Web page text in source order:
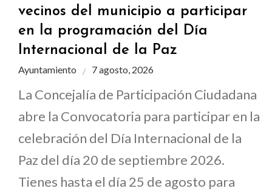
vecinos del municipio a participar
en la programación del Día
Internacional de la Paz
Ayuntamiento 7 agosto, 2026
La Concejalía de Participación Ciudadana
abre la Convocatoria para participar en la
celebración del Día Internacional de la
Paz del día 20 de septiembre 2026.
Tienes hasta el día 25 de agosto para